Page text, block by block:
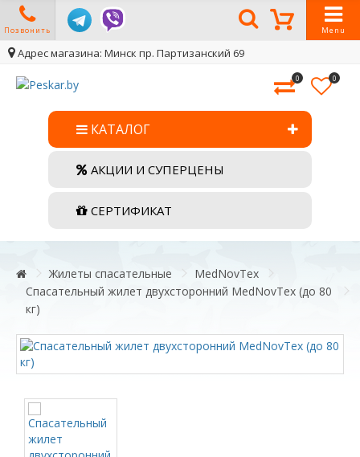
Позвонить Menu
Адрес магазина: Минск пр. Партизанский 69
0 0
КАТАЛОГ
АКЦИИ И СУПЕРЦЕНЫ
СЕРТИФИКАТ
Жилеты спасательные
MedNovTex
Спасательный жилет двухсторонний MedNovTex (до 80
кг)